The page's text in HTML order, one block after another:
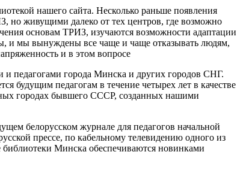
нашего сайта. Несколько раньше появления
но живущими далеко от тех центров, где возможно
основам ТРИЗ, изучаются возможности адаптации
и мы вынуждены все чаще и чаще отказывать людям,
и в этом вопросе
и педагогами города Минска и других городов СНГ.
будущим педагогам в течение четырех лет в качестве
городах бывшего СССР, созданных нашими
белорусском журнале для педагогов начальной
прессе, по кабельному телевидению одного из
Минска обеспечиваются новинками